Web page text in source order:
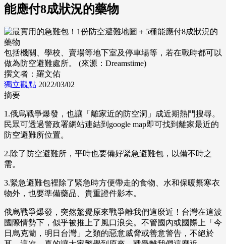
能應付8成狀況的藥物
包括機關、學校、賣場等地下室及停車場等，若在戰時都可以
做為防空避難處所。 (來源：Dreamstime)
撰文者：羅文佑
獨立觀點 2022/03/02
摘要
1.俄烏戰爭爆發，也讓「離家近的防空洞」成近期熱門搜尋。
民眾可透過警政署網站連結到google map即可找到離家最近的
防空避難所位置。
2.除了防空避難所，平時也要備好緊急避難包，以備不時之
需。
3.緊急避難包裡除了緊急時方便帶走的食物、水和保暖禦寒衣
物外，也要準備藥品、貴重證件影本。
俄烏戰爭爆發，突然驚覺原來戰爭離我們這麼近！台灣在這波
國際情勢下，似乎被推上了風口浪尖。不管國內或國際上「今
日烏克蘭，明日台灣」之類的惡意威脅或善意警告，不絕於